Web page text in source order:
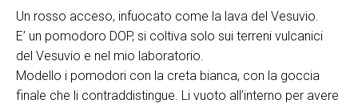
Un rosso acceso, infuocato come la lava del Vesuvio.
E’ un pomodoro DOP, si coltiva solo sui terreni vulcanici
del Vesuvio e nel mio laboratorio.
Modello i pomodori con la creta bianca, con la goccia
finale che li contraddistingue. Li vuoto all’interno per avere